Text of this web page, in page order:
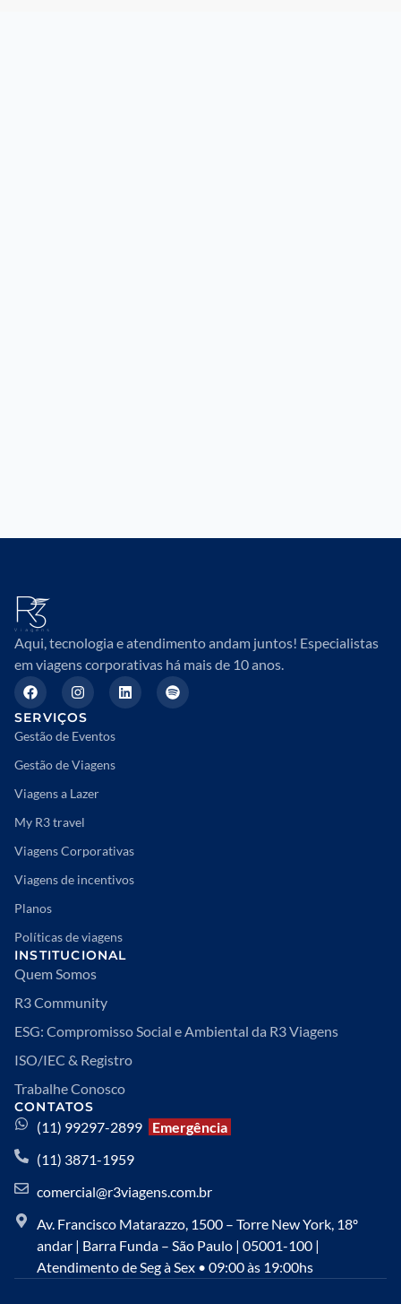
Aqui, tecnologia e atendimento andam juntos! Especialistas
em viagens corporativas há mais de 10 anos.
SERVIÇOS
Gestão de Eventos
Gestão de Viagens
Viagens a Lazer
My R3 travel
Viagens Corporativas
Viagens de incentivos
Planos
Políticas de viagens
INSTITUCIONAL
Quem Somos
R3 Community
ESG: Compromisso Social e Ambiental da R3 Viagens
ISO/IEC & Registro
Trabalhe Conosco
CONTATOS
(11) 99297-2899
Emergência
(11) 3871-1959
comercial@r3viagens.com.br
Av. Francisco Matarazzo, 1500 – Torre New York, 18º
andar | Barra Funda – São Paulo | 05001-100 |
Atendimento de Seg à Sex • 09:00 às 19:00hs